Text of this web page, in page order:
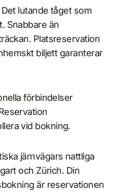
Det lutande tåget som
Snabbare än
Platsreservation
biljett garanterar
förbindelser
vid bokning.
järnvägars nattliga
och Zürich. Din
är reservationen